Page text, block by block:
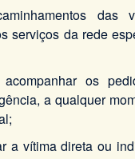
das
serviços da rede
os
a qualquer
a vítima direta ou